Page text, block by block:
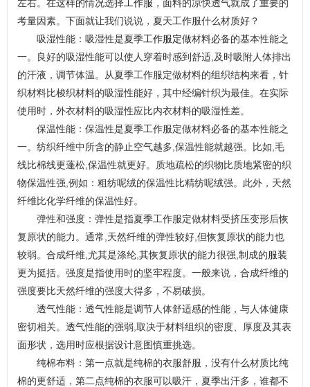
左右。在这样的情况选择工作服 ，面料的凉快透气就成了重要的
考量因素。下面就让我们说说，夏天工作服什么材质好？
吸湿性能：吸湿性是夏季工作服定做材料必备的基本性能之
一。良好的吸湿性能可以使人穿着时感到舒适,及时吸附人体排出
的汗液，调节体温。从夏季工作服定做材料的组织结构来看，针
织材料比梭织材料的吸湿性能好，其中经编针织为最佳。在实际
使用时，外衣材料的吸湿性应比内衣材料的吸湿性差。
保温性能：保温性是夏季工作服定做材料必备的基本性能之
一。纺织纤维中所含的静止空气越多,保温性能就越强。比如,毛
线比棉线更蓬松,保温性就更好。质地疏松的织物比质地紧密的织
物保温性强,例如：粗纺呢绒的保温性比精纺呢绒强。此外，天然
纤维比化学纤维的保温性好。
弹性和强度：弹性是指夏季工作服定做材料受挤压变形后恢
复原状的能力。通常,天然纤维的弹性较好,但恢复原状的能力也
较弱。合成纤维,尤其是涤纶,其恢复原状的能力很强,制成的服装
更为挺括。强度是指使用时的坚牢程度。一般来说，合成纤维的
强度要比天然纤维的强度大得多，不易破损。
透气性能：透气性能是调节人体舒适感的性能，与人体健康
密切相关。透气性能的强弱,取决于材料组织的密度、厚度及其表
面形状，选用时应根据设计意图慎重挑选。
纯棉布料：第一点就是纯棉的衣服舒服，没有什么材质比纯
棉的更舒适，第二点纯棉的衣服可以吸汗，夏季出汗多，谁都不